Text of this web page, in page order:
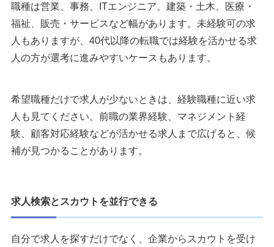
職種は営業、事務、ITエンジニア、建築・土木、医療・
福祉、販売・サービスなど幅があります。未経験可の求
人もありますが、40代以降の転職では経験を活かせる求
人の方が選考に進みやすいケースもあります。
希望職種だけで求人が少ないときは、経験職種に近い求
人も見てください。前職の業界経験、マネジメント経
験、顧客対応経験などが活かせる求人まで広げると、候
補が見つかることがあります。
求人検索とスカウトを並行できる
自分で求人を探すだけでなく、企業からスカウトを受け